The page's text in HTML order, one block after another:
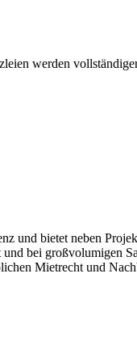
werden
bietet neben
bei großvolumigen
Mietrecht und